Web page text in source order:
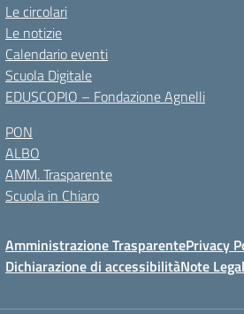
Le circolari
Le notizie
Calendario eventi
Scuola Digitale
EDUSCOPIO – Fondazione Agnelli
PON
ALBO
AMM. Trasparente
Scuola in Chiaro
Amministrazione TrasparentePrivacy
Dichiarazione di accessibilitàNote